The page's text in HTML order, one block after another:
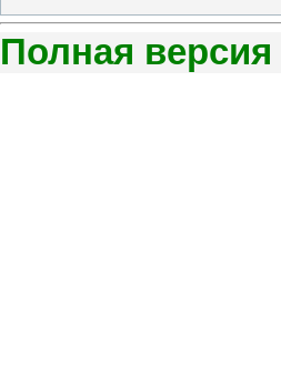
Полная версия